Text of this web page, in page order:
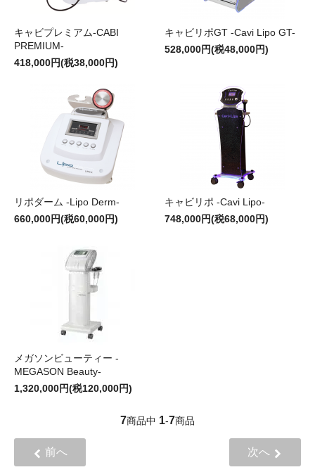
キャビプレミアム-CABI
PREMIUM-
418,000円(税38,000円)
キャビリポGT -Cavi Lipo GT-
528,000円(税48,000円)
リポダーム -Lipo Derm-
660,000円(税60,000円)
キャビリポ -Cavi Lipo-
748,000円(税68,000円)
メガソンビューティー -
MEGASON Beauty-
1,320,000円(税120,000円)
7商品中 1-7商品
前へ 次へ